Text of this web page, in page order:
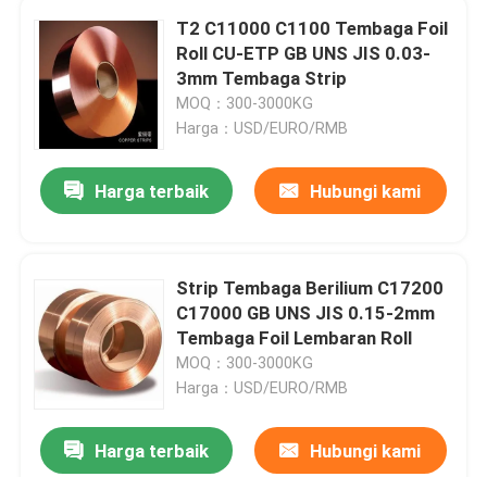
T2 C11000 C1100 Tembaga Foil
Roll CU-ETP GB UNS JIS 0.03-
3mm Tembaga Strip
MOQ：300-3000KG
Harga：USD/EURO/RMB
Harga terbaik Hubungi kami
Strip Tembaga Berilium C17200
C17000 GB UNS JIS 0.15-2mm
Tembaga Foil Lembaran Roll
MOQ：300-3000KG
Harga：USD/EURO/RMB
Harga terbaik Hubungi kami